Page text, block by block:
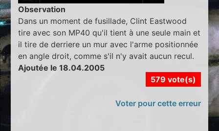
Observation
Dans un moment de fusillade, Clint Eastwood
tire avec son MP40 qu'il tient à une seule main et
il tire de derriere un mur avec l'arme positionnée
en angle droit, comme s'il n'y avait aucun recul.
Ajoutée le 18.04.2005
579 vote(s)
Voter pour cette erreur